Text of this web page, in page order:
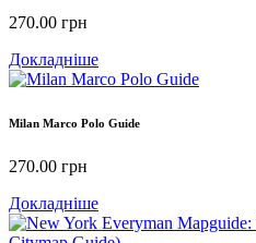
270.00 грн
Докладніше
Milan Marco Polo Guide
270.00 грн
Докладніше